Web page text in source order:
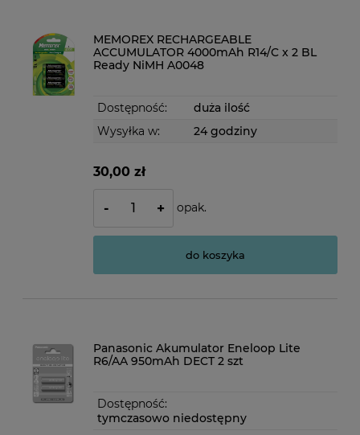
MEMOREX RECHARGEABLE
ACCUMULATOR 4000mAh R14/C x 2 BL
Ready NiMH A0048
Dostępność:
duża ilość
Wysyłka w:
24 godziny
30,00 zł
- + opak.
do koszyka
Panasonic Akumulator Eneloop Lite
R6/AA 950mAh DECT 2 szt
Dostępność:
tymczasowo niedostępny